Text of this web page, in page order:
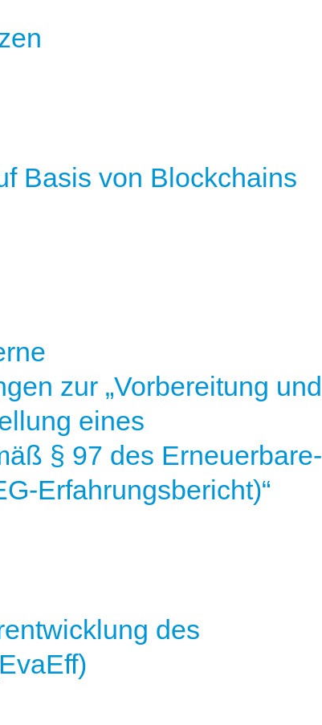
Basis von Blockchains
zur „Vorbereitung und
eines
§ 97 des Erneuerbare-
Erfahrungsbericht)“
des